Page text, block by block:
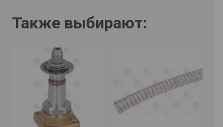
Также выбирают: